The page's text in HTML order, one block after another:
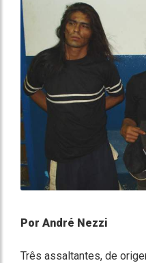
Por André Nezzi
Três assaltantes, de